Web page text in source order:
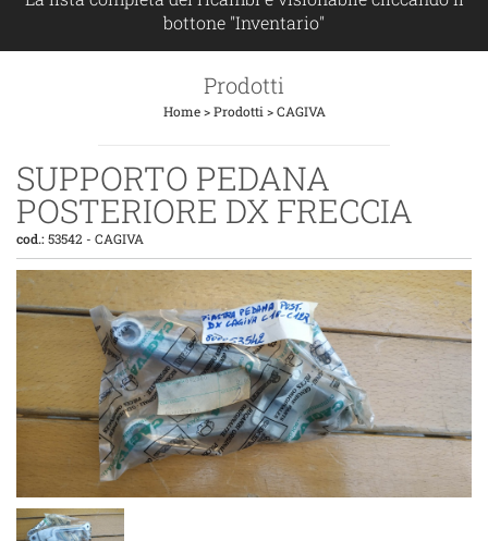
bottone "Inventario"
Prodotti
Home>Prodotti >CAGIVA
SUPPORTO PEDANA
POSTERIORE DX FRECCIA
cod.:53542 - CAGIVA